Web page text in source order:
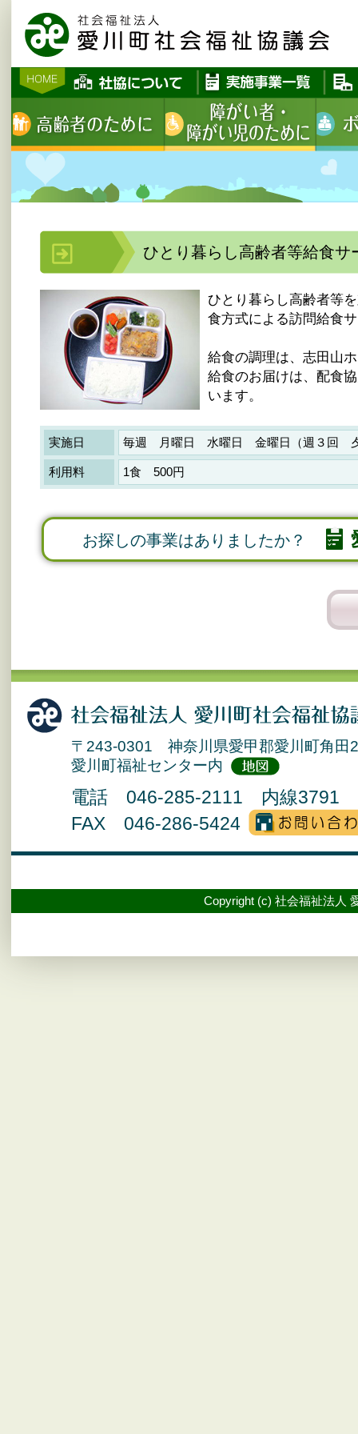
ひとり暮らし高齢者等給食
ひとり暮らし高齢者等
食方式による訪問給食
給食の調理は、志田山
給食のお届けは、配食
います。
実施日 毎週 月曜日 水曜日 金曜日（週３回
利用料 1食 500円
お探しの事業はありましたか？
〒243-0301 神奈川県愛甲郡愛川町角田
愛川町福祉センター内
電話 046-285-2111 内線
FAX 046-286-5424
Copyright (c) 社会福祉法人